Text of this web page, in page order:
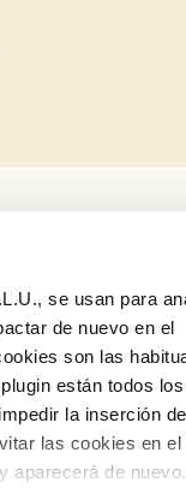
se usan para
de nuevo en el
son las
están todos los
la inserción
las cookies en el
aparecerá de
Avís